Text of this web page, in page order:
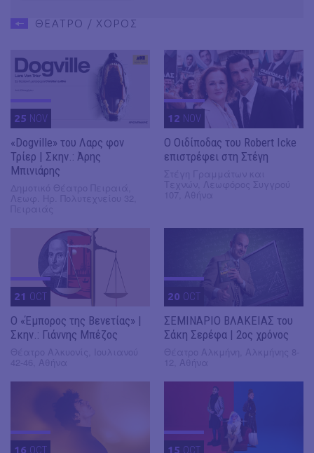
ΘΕΑΤΡΟ / ΧΟΡΟΣ
25 NOV
«Dogville» του Λαρς φον
Τρίερ | Σκην.: Άρης
Μπινιάρης
12 NOV
O Οιδίποδας του Robert Icke
επιστρέφει στη Στέγη
21 OCT
Ο «Έμπορος της Βενετίας» |
Σκην.: Γιάννης Μπέζος
20 OCT
ΣΕΜΙΝΑΡΙΟ ΒΛΑΚΕΙΑΣ του
Σάκη Σερέφα | 2ος χρόνος
16 OCT 15 OCT